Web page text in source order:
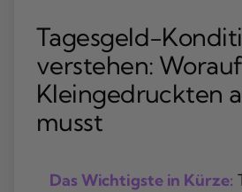
Tagesgeld-
verstehen:
Kleingedruckten
musst
Das Wichtigste in Kürze: